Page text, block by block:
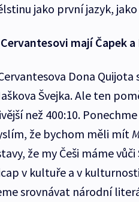
jako první jazyk,
mají Čapek a
Dona
Švejka. Ale ten
než 400:10.
že bychom měli mít
že my Češi máme
v kultuře a v
srovnávat národní